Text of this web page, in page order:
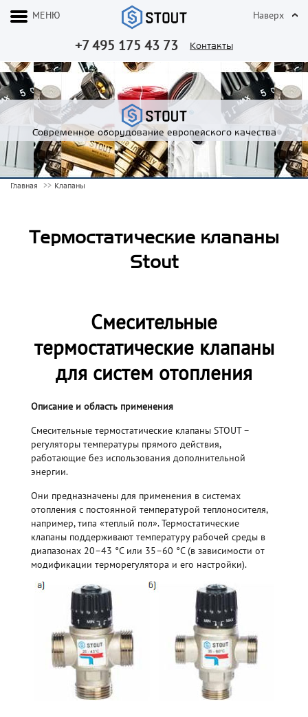
+7 495 175 43 73 Контакты
МЕНЮ Наверх
Современное оборудование европейского качества
Главная Клапаны
Термостатические клапаны
Stout
Смесительные
термостатические клапаны
для систем отопления
Описание и область применения
Cмесительные термостатические клапаны STOUT –
регуляторы температуры прямого действия,
работающие без использования дополнительной
энергии.
Они предназначены для применения в системах
отопления с постоянной температурой теплоносителя,
например, типа «теплый пол». Термостатические
клапаны поддерживают температуру рабочей среды в
диапазонах 20–43 °С или 35–60 °С (в зависимости от
модификации терморегулятора и его настройки).